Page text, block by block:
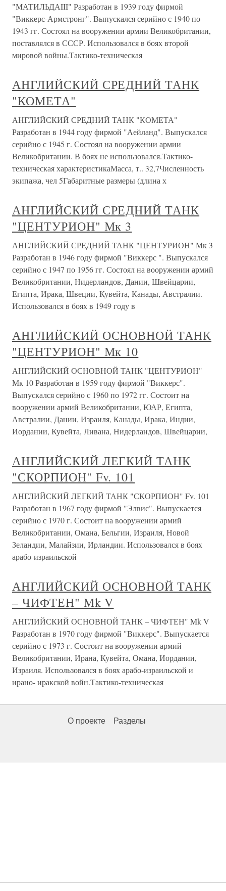
"МАТИЛЬДАIII" Разработан в 1939 году фирмой
"Виккерс-Армстронг". Выпускался серийно с 1940 по
1943 гг. Состоял на вооружении армии Великобритании,
поставлялся в СССР. Использовался в боях второй
мировой войны.Тактико-техническая
АНГЛИЙСКИЙ СРЕДНИЙ ТАНК
"КОМЕТА"
АНГЛИЙСКИЙ СРЕДНИЙ ТАНК "КОМЕТА"
Разработан в 1944 году фирмой "Аейланд". Выпускался
серийно с 1945 г. Состоял на вооружении армии
Великобритании. В боях не использовался.Тактико-
техническая характеристикаМасса, т.. 32,7Численность
экипажа, чел 5Габаритные размеры (длина х
АНГЛИЙСКИЙ СРЕДНИЙ ТАНК
"ЦЕНТУРИОН" Мк 3
АНГЛИЙСКИЙ СРЕДНИЙ ТАНК "ЦЕНТУРИОН" Мк 3
Разработан в 1946 году фирмой "Виккерс ". Выпускался
серийно с 1947 по 1956 гг. Состоял на вооружении армий
Великобритании, Нидерландов, Дании, Швейцарии,
Египта, Ирака, Швеции, Кувейта, Канады, Австралии.
Использовался в боях в 1949 году в
АНГЛИЙСКИЙ ОСНОВНОЙ ТАНК
"ЦЕНТУРИОН" Мк 10
АНГЛИЙСКИЙ ОСНОВНОЙ ТАНК "ЦЕНТУРИОН"
Мк 10 Разработан в 1959 году фирмой "Виккерс".
Выпускался серийно с 1960 по 1972 гг. Состоит на
вооружении армий Великобритании, ЮАР, Египта,
Австралии, Дании, Израиля, Канады, Ирака, Индии,
Иордании, Кувейта, Ливана, Нидерландов, Швейцарии,
АНГЛИЙСКИЙ ЛЕГКИЙ ТАНК
"СКОРПИОН" Fv. 101
АНГЛИЙСКИЙ ЛЕГКИЙ ТАНК "СКОРПИОН" Fv. 101
Разработан в 1967 году фирмой "Элвис". Выпускается
серийно с 1970 г. Состоит на вооружении армий
Великобритании, Омана, Бельгии, Израиля, Новой
Зеландии, Малайзии, Ирландии. Использовался в боях
арабо-израильской
АНГЛИЙСКИЙ ОСНОВНОЙ ТАНК
– ЧИФТЕН" Mk V
АНГЛИЙСКИЙ ОСНОВНОЙ ТАНК – ЧИФТЕН" Mk V
Разработан в 1970 году фирмой "Виккерс". Выпускается
серийно с 1973 г. Состоит на вооружении армий
Великобритании, Ирана, Кувейта, Омана, Иордании,
Израиля. Использовался в боях арабо-израильской и
ирано- иракской войн.Тактико-техническая
О проекте Разделы